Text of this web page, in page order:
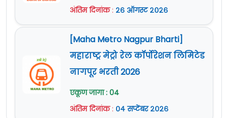
अंतिम दिनांक: २६ ऑगस्ट २०२६
[Maha Metro Nagpur Bharti]
महाराष्ट्र मेट्रो रेल कॉर्पोरेशन लिमिटेड
नागपूर भरती 2026
एकूण जागा : 04
अंतिम दिनांक: ०४ सप्टेंबर २०२६